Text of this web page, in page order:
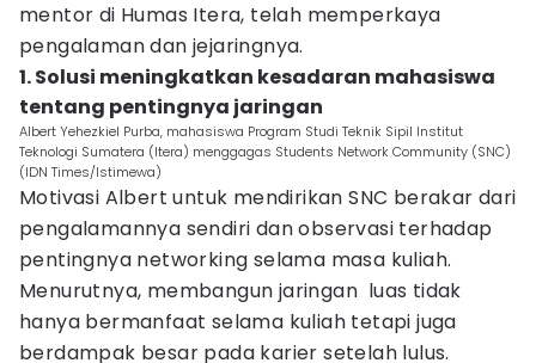
mentor di Humas Itera, telah memperkaya
pengalaman dan jejaringnya.
1. Solusi meningkatkan kesadaran mahasiswa
tentang pentingnya jaringan
Albert Yehezkiel Purba, mahasiswa Program Studi Teknik Sipil Institut
Teknologi Sumatera (Itera) menggagas Students Network Community (SNC)
(IDN Times/Istimewa)
Motivasi Albert untuk mendirikan SNC berakar dari
pengalamannya sendiri dan observasi terhadap
pentingnya networking selama masa kuliah.
Menurutnya, membangun jaringan luas tidak
hanya bermanfaat selama kuliah tetapi juga
berdampak besar pada karier setelah lulus.